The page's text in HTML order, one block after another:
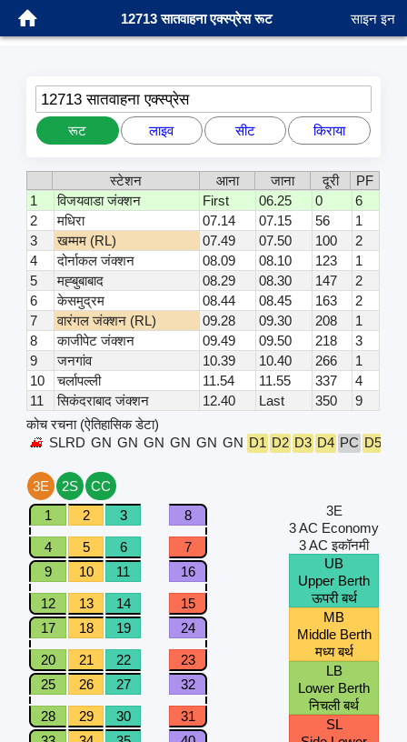
12713 सातवाहना एक्स्प्रेस रूट साइन इन
12713 सातवाहना एक्स्प्रेस
रूट लाइव सीट किराया
स्टेशन आना जाना दूरी
PF
1
विजयवाडा जंक्शन First 06.25 0
6
2
मधिरा 07.14 07.15 56
1
3
खम्मम (RL) 07.49 07.50 100
2
4
दोर्नाकल जंक्शन 08.09 08.10 123
1
5
मह्बुबाबाद 08.29 08.30 147
2
6
केसमुद्रम 08.44 08.45 163
2
7
वारंगल जंक्शन (RL) 09.28 09.30 208
1
8
काजीपेट जंक्शन 09.49 09.50 218
3
9
जनगांव 10.39 10.40 266
1
10
चर्लापल्ली 11.54 11.55 337
4
11
सिकंदराबाद जंक्शन 12.40 Last 350
9
कोच रचना (ऐतिहासिक डेटा)
SLRD GN GN GN GN GN GN D1 D2 D3 D4 PC D5
3E 2S
CC
1
2 3 8
4 5 6
7
9
10 11 16
12 13 14
15
17
18 19 24
20 21 22
23
25
26 27 32
28 29 30
31
3E
3 AC Economy
3 AC इकॉनमी
UB
Upper Berth
ऊपरी बर्थ
MB
Middle Berth
मध्य बर्थ
LB
Lower Berth
निचली बर्थ
SL